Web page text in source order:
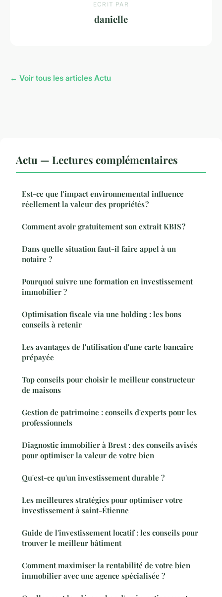
ECRIT PAR
danielle
← Voir tous les articles Actu
Actu — Lectures complémentaires
Est-ce que l'impact environnemental influence
réellement la valeur des propriétés ?
Comment avoir gratuitement son extrait KBIS ?
Dans quelle situation faut-il faire appel à un
notaire ?
Pourquoi suivre une formation en investissement
immobilier ?
Optimisation fiscale via une holding : les bons
conseils à retenir
Les avantages de l'utilisation d'une carte bancaire
prépayée
Top conseils pour choisir le meilleur constructeur
de maisons
Gestion de patrimoine : conseils d'experts pour les
professionnels
Diagnostic immobilier à Brest : des conseils avisés
pour optimiser la valeur de votre bien
Qu'est-ce qu'un investissement durable ?
Les meilleures stratégies pour optimiser votre
investissement à saint-Étienne
Guide de l'investissement locatif : les conseils pour
trouver le meilleur bâtiment
Comment maximiser la rentabilité de votre bien
immobilier avec une agence spécialisée ?